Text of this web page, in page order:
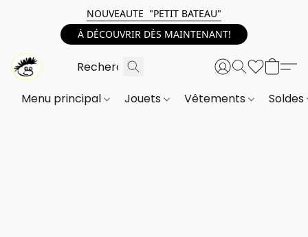
NOUVEAUTE "PETIT BATEAU"
À DÉCOUVRIR DÈS MAINTENANT!
Menu principal Jouets Vêtements Soldes